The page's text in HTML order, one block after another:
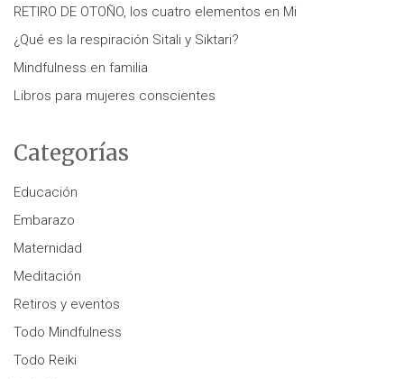
RETIRO DE OTOÑO, los cuatro elementos en Mi
¿Qué es la respiración Sitali y Siktari?
Mindfulness en familia
Libros para mujeres conscientes
Categorías
Educación
Embarazo
Maternidad
Meditación
Retiros y eventos
Todo Mindfulness
Todo Reiki